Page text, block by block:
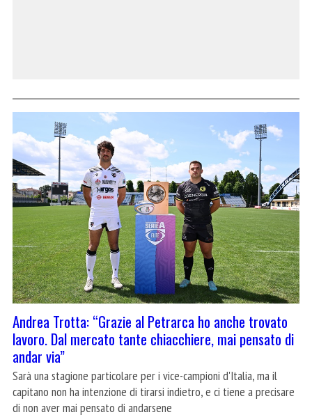
Andrea Trotta: “Grazie al Petrarca ho anche trovato
lavoro. Dal mercato tante chiacchiere, mai pensato di
andar via”
Sarà una stagione particolare per i vice-campioni d'Italia, ma il
capitano non ha intenzione di tirarsi indietro, e ci tiene a precisare
di non aver mai pensato di andarsene